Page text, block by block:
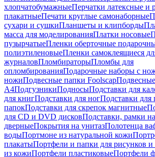
хлопчатобумажныеПерчатки латексные и
плакатныеПечати круглые самонаборные
сухари и сушкиПланшеты и клипборды
масса для моделированияПлатки носовые
пузырчатыеПленки оберточные
полиэтиленовыеПленки самоклеящиеся
журналовПломбираторыПломбы для
опломбированияПодарочные наборы с
ножиПодвесные папки Foolscap
А4ПодгузникиПодносыПодставки для
для книгПодставки для ногПодставки для
папокПодставки для скрепок магнитные
для CD и DVD дисковПодставки, рамки
дверныеПокрытия на унитазПолотенца
водыПортмоне из натуральной кожи
плакатыПортфели и папки для рисунков и
из кожиПортфели пластиковыеПортфели